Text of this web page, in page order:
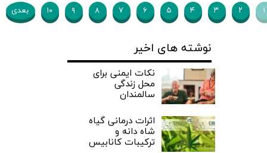
۱ ۲ ۳ ۴ ۵ ۶ ۷ ۸ ۹ ۱۰ بعدی
نوشته های اخیر
نکات ایمنی برای
محل زندگی
سالمندان
اثرات درمانی گیاه
شاه دانه و
ترکیبات کانابیس